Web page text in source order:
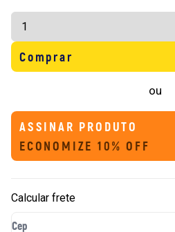
Comprar
ou
ASSINAR PRODUTO
ECONOMIZE 10% OFF
Calcular frete